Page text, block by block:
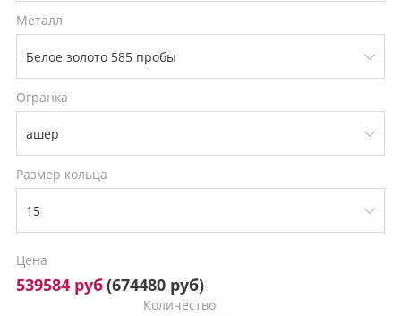
Металл
Огранка
Размер кольца
Цена
539584 руб(674480 руб)
Количество